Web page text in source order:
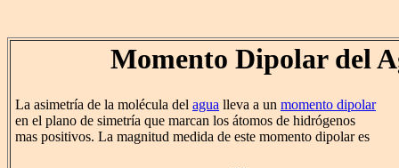
Momento Dipolar del
La asimetría de la molécula del agua lleva a un momento dipolar
en el plano de simetría que marcan los átomos de hidrógenos
mas positivos. La magnitud medida de este momento dipolar es